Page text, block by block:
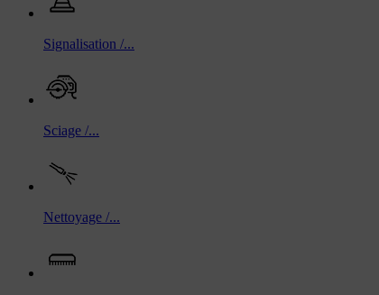
Signalisation /...
Sciage /...
Nettoyage /...